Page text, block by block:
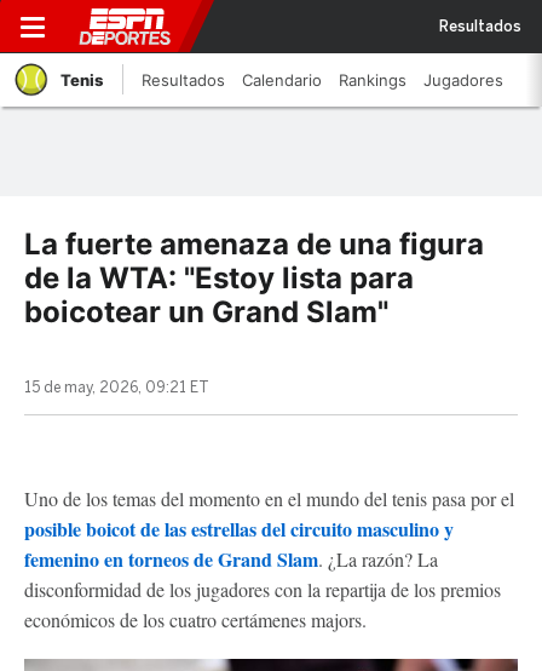
Resultados
Tenis Resultados Calendario Rankings Jugadores
La fuerte amenaza de una figura
de la WTA: "Estoy lista para
boicotear un Grand Slam"
15 de may, 2026, 09:21 ET
Uno de los temas del momento en el mundo del tenis pasa por el
posible boicot de las estrellas del circuito masculino y
femenino en torneos de Grand Slam. ¿La razón? La
disconformidad de los jugadores con la repartija de los premios
económicos de los cuatro certámenes majors.